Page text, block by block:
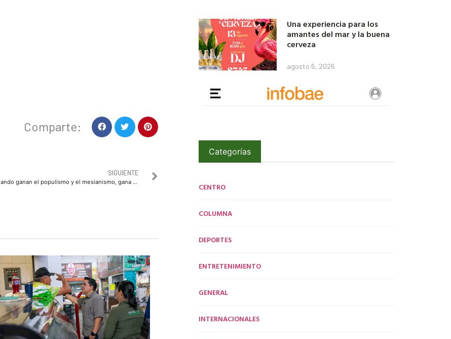
Comparte:
SIGUIENTE
Cuando ganan el populismo y el mesianismo, gana el pasado: Meade
Una experiencia para los
amantes del mar y la buena
cerveza
agosto 6, 2026
Categorías
CENTRO
COLUMNA
DEPORTES
ENTRETENIMIENTO
GENERAL
INTERNACIONALES